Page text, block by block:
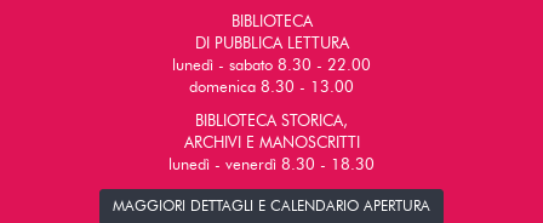
BIBLIOTECA
DI PUBBLICA LETTURA
lunedì - sabato 8.30 - 22.00
domenica 8.30 - 13.00
BIBLIOTECA STORICA,
ARCHIVI E MANOSCRITTI
lunedì - venerdì 8.30 - 18.30
MAGGIORI DETTAGLI E CALENDARIO APERTURA